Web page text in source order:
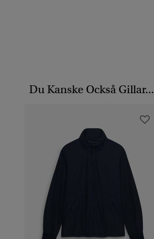
Du Kanske Också Gillar...